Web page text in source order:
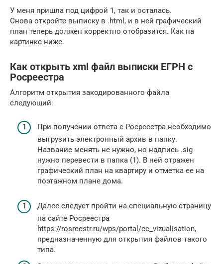
У меня пришла под цифрой 1, так и осталась.
Снова откройте выписку в .html, и в ней графический
план теперь должен корректно отобразится. Как на
картинке ниже.
Как открыть xml файл выписки ЕГРН с
Росреестра
Алгоритм открытия закодированного файла
следующий:
При получении ответа с Росреестра необходимо
выгрузить электронный архив в папку.
Название менять не нужно, но надпись .sig
нужно перевести в папка (1). В ней отражен
графический план на квартиру и отметка ее на
поэтажном плане дома.
Далее следует пройти на специальную страницу
на сайте Росреестра
https://rosreestr.ru/wps/portal/cc_vizualisation,
предназначенную для открытия файлов такого
типа.